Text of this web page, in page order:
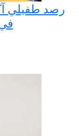
رصد طفيلي